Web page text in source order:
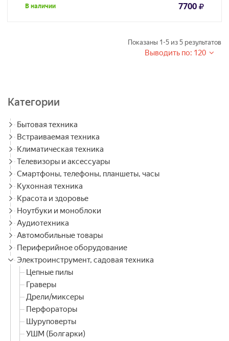
В наличии 7700
Показаны 1-5 из 5 результатов
Выводить по: 120
Категории
Бытовая техника
Встраиваемая техника
Климатическая техника
Телевизоры и аксессуары
Смартфоны, телефоны, планшеты, часы
Кухонная техника
Красота и здоровье
Ноутбуки и моноблоки
Аудиотехника
Автомобильные товары
Периферийное оборудование
Электроинструмент, садовая техника
Цепные пилы
Граверы
Дрели/миксеры
Перфораторы
Шуруповерты
УШМ (Болгарки)